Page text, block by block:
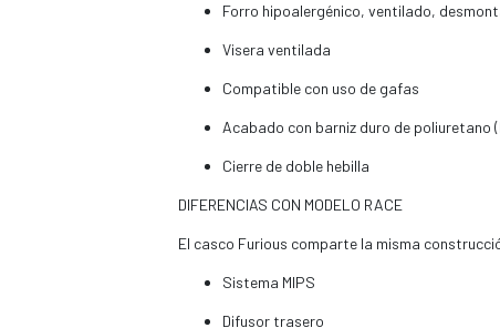
Forro hipoalergénico, ventilado,
Visera ventilada
Compatible con uso de gafas
Acabado con barniz duro de poliuretano
Cierre de doble hebilla
DIFERENCIAS CON MODELO RACE
El casco Furious comparte la misma
Sistema MIPS
Difusor trasero